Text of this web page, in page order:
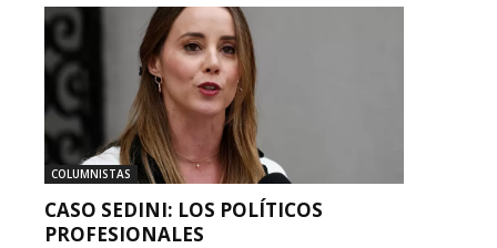
COLUMNISTAS
CASO SEDINI: LOS POLÍTICOS
PROFESIONALES